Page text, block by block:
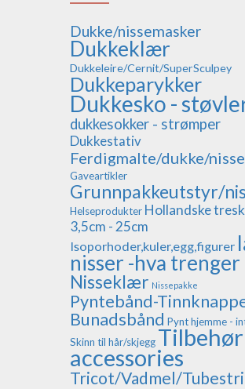
Dukke/nissemasker
Dukkeklær
Dukkeleire/Cernit/SuperSculpey
Dukkeparykker
Dukkesko -
dukkesokker - strømper
Dukkestativ
Ferdigmalte/dukke/
Gaveartikler
Grunnpakkeutstyr/
Helseprodukter Hollandske
3,5cm - 25cm
Isoporhoder,kuler,egg,figurer
nisser -hva trenger
Nisseklær Nissepakke
Pyntebånd-
Bunadsbånd Pynt hjemme -
Skinn til hår/skjegg
accessories
Tricot/Vadmel/